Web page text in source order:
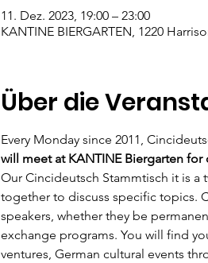
11. Dez. 2023, 19:00 – 23:00
KANTINE BIERGARTEN, 1220
Über die
Every Monday since 2011,
will meet at KANTINE Biergarten for
Our Cincideutsch Stammtisch it is
together to discuss specific topics.
speakers, whether they be
exchange programs. You will find
ventures, German cultural events